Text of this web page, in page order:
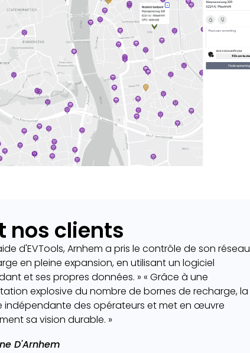
nos clients
d'EVTools, Arnhem a pris le contrôle de son réseau
en pleine expansion, en utilisant un logiciel
et ses propres données. » « Grâce à une
explosive du nombre de bornes de recharge, la
indépendante des opérateurs et met en œuvre
sa vision durable. »
D'Arnhem